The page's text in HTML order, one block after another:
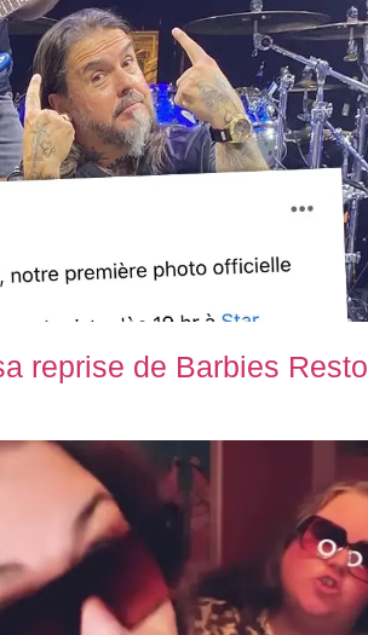
reprise de Barbies Resto